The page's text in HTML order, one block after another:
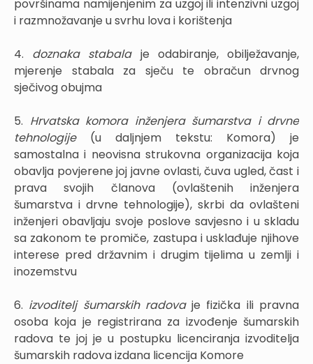
površinama namijenjenim za uzgoj ili intenzivni uzgoj
i razmnožavanje u svrhu lova i korištenja
4. doznaka stabala je odabiranje, obilježavanje,
mjerenje stabala za sječu te obračun drvnog
sječivog obujma
5. Hrvatska komora inženjera šumarstva i drvne
tehnologije (u daljnjem tekstu: Komora) je
samostalna i neovisna strukovna organizacija koja
obavlja povjerene joj javne ovlasti, čuva ugled, čast i
prava svojih članova (ovlaštenih inženjera
šumarstva i drvne tehnologije), skrbi da ovlašteni
inženjeri obavljaju svoje poslove savjesno i u skladu
sa zakonom te promiče, zastupa i usklađuje njihove
interese pred državnim i drugim tijelima u zemlji i
inozemstvu
6. izvoditelj šumarskih radovaje fizička ili pravna
osoba koja je registrirana za izvođenje šumarskih
radova te joj je u postupku licenciranja izvoditelja
šumarskih radova izdana licencija Komore